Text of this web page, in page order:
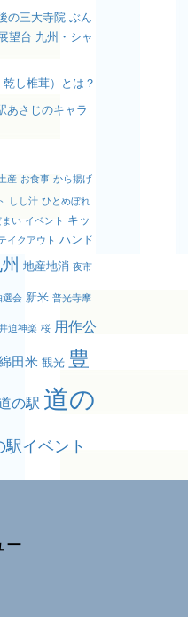
の三大寺院 ぶん
望台 九州・シャ
し椎茸）とは？
あさじのキャラ
産 お食事 から揚げ
しし汁 ひとめぼれ
い イベント キッ
イクアウト ハンド
地産地消 夜市
選会 新米 普光寺摩
迫神楽 桜 用作公
田米 観光 豊
の駅 道の
駅イベント
ー